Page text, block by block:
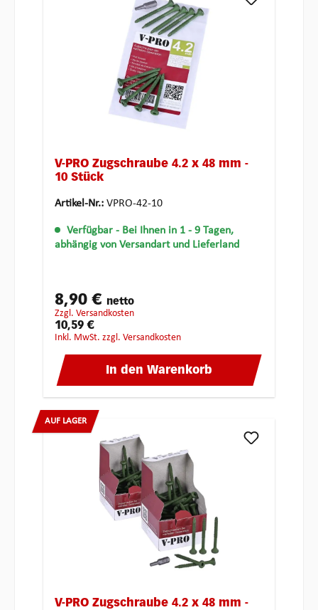
V-PRO Zugschraube 4.2 x 48 mm -
10 Stück
Artikel-Nr.: VPRO-42-10
Verfügbar - Bei Ihnen in 1 - 9 Tagen,
abhängig von Versandart und Lieferland
8,90 € netto
zzgl. Versandkosten
10,59 €
inkl. MwSt. zzgl. Versandkosten
In den Warenkorb
AUF LAGER
V-PRO Zugschraube 4.2 x 48 mm -